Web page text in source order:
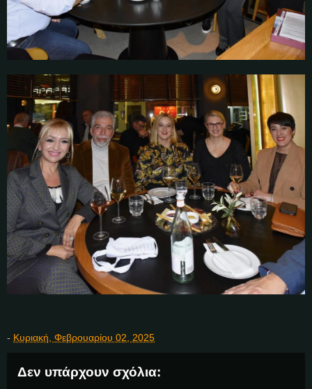
- Κυριακή, Φεβρουαρίου 02, 2025
Δεν υπάρχουν σχόλια: